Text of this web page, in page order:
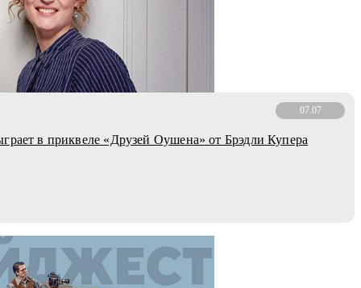
07.07
в приквеле «Друзей Оушена» от Брэдли Купера